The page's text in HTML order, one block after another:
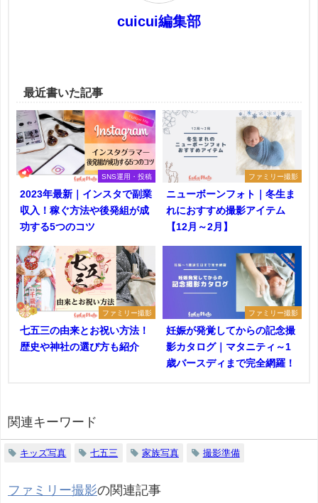
cuicui編集部
最近書いた記事
SNS運用・投稿
2023年最新｜インスタで副業
収入！稼ぐ方法や後発組が成
功する5つのコツ
ファミリー撮影
ニューボーンフォト｜冬生ま
れにおすすめ撮影アイテム
【12月～2月】
ファミリー撮影
七五三の由来とお祝い方法！
歴史や神社の選び方も紹介
ファミリー撮影
妊娠が発覚してからの記念撮
影カタログ｜マタニティ～1
歳バースディまで完全網羅！
関連キーワード
キッズ写真 七五三 家族写真 撮影準備
ファミリー撮影の関連記事